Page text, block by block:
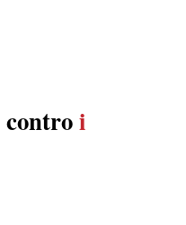
controi